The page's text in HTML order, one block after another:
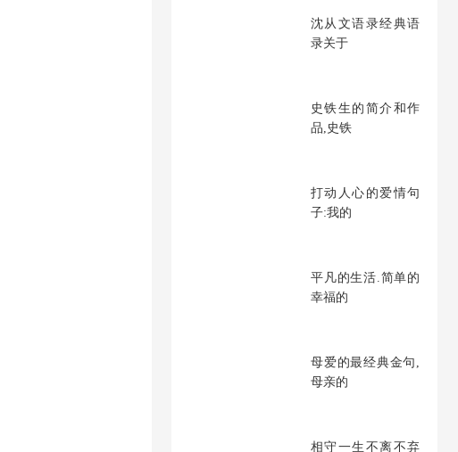
沈从文语录经典语
录关于
史铁生的简介和作
品,史铁
打动人心的爱情句
子:我的
平凡的生活.简单的
幸福的
母爱的最经典金句,
母亲的
相守一生不离不弃